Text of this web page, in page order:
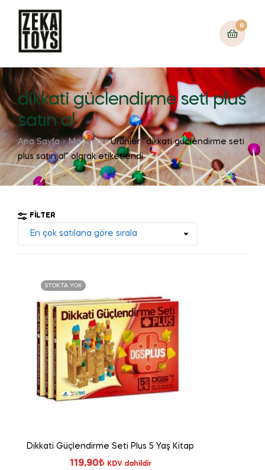
0
dikkati güclendirme seti plus
satın al
Ana Sayfa Mağaza
Ürünler “dikkati güclendirme seti
plus satın al” olarak etiketlendi
FILTER
STOKTA YOK
Dikkati Güçlendirme Seti Plus 5 Yaş Kitap
119,90₺ KDV dahildir